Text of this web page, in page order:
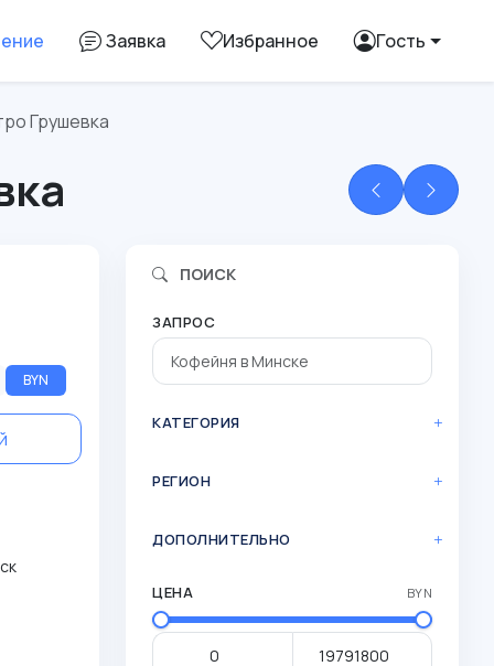
Заявка Избранное Гость
Грушевка
ЗАПРОС
КАТЕГОРИЯ
РЕГИОН
ДОПОЛНИТЕЛЬНО
ЦЕНА BYN
ПОИСК
BYN